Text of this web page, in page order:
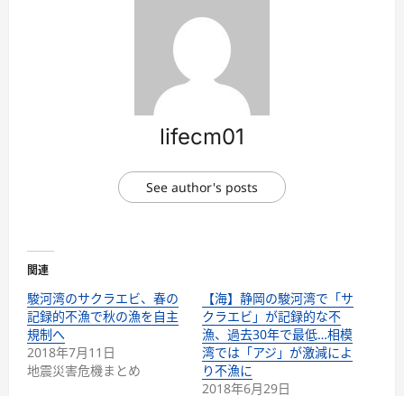
lifecm01
See author's posts
関連
駿河湾のサクラエビ、春の
記録的不漁で秋の漁を自主
規制へ
2018年7月11日
地震災害危機まとめ
【海】静岡の駿河湾で「サ
クラエビ」が記録的な不
漁、過去30年で最低…相模
湾では「アジ」が激減によ
り不漁に
2018年6月29日